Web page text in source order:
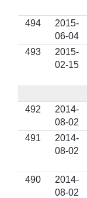
494
2015-
06-04
493
2015-
02-15
492
2014-
08-02
491
2014-
08-02
490
2014-
08-02